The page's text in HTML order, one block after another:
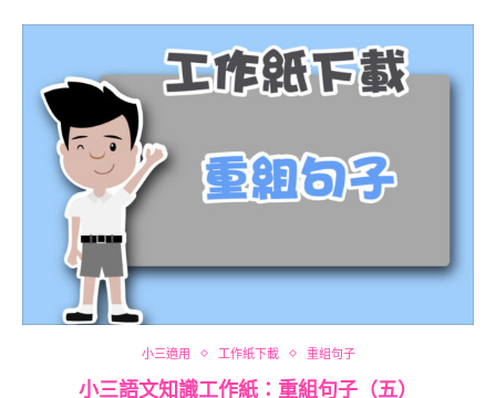
小三適用 工作紙下載 重組句子
小三語文知識工作紙：重組句子（五）